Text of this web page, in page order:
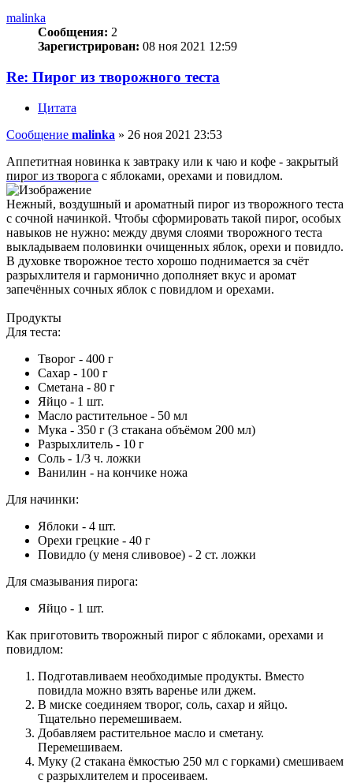
malinka
Сообщения: 2
Зарегистрирован: 08 ноя 2021 12:59
Re: Пирог из творожного теста
Цитата
Сообщение malinka » 26 ноя 2021 23:53
Аппетитная новинка к завтраку или к чаю и кофе - закрытый
пирог из творога с яблоками, орехами и повидлом.
Нежный, воздушный и ароматный пирог из творожного теста
с сочной начинкой. Чтобы сформировать такой пирог, особых
навыков не нужно: между двумя слоями творожного теста
выкладываем половинки очищенных яблок, орехи и повидло.
В духовке творожное тесто хорошо поднимается за счёт
разрыхлителя и гармонично дополняет вкус и аромат
запечённых сочных яблок с повидлом и орехами.
Продукты
Для теста:
Творог - 400 г
Сахар - 100 г
Сметана - 80 г
Яйцо - 1 шт.
Масло растительное - 50 мл
Мука - 350 г (3 стакана объёмом 200 мл)
Разрыхлитель - 10 г
Соль - 1/3 ч. ложки
Ванилин - на кончике ножа
Для начинки:
Яблоки - 4 шт.
Орехи грецкие - 40 г
Повидло (у меня сливовое) - 2 ст. ложки
Для смазывания пирога:
Яйцо - 1 шт.
Как приготовить творожный пирог с яблоками, орехами и
повидлом:
Подготавливаем необходимые продукты. Вместо
повидла можно взять варенье или джем.
В миске соединяем творог, соль, сахар и яйцо.
Тщательно перемешиваем.
Добавляем растительное масло и сметану.
Перемешиваем.
Муку (2 стакана ёмкостью 250 мл с горками) смешиваем
с разрыхлителем и просеиваем.